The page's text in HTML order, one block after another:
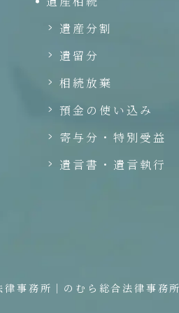
遺産分割
遺留分
相続放棄
預金の使い込み
寄与分・特別受益
遺言書・遺言執行
事務所｜のむら総合法律事務所